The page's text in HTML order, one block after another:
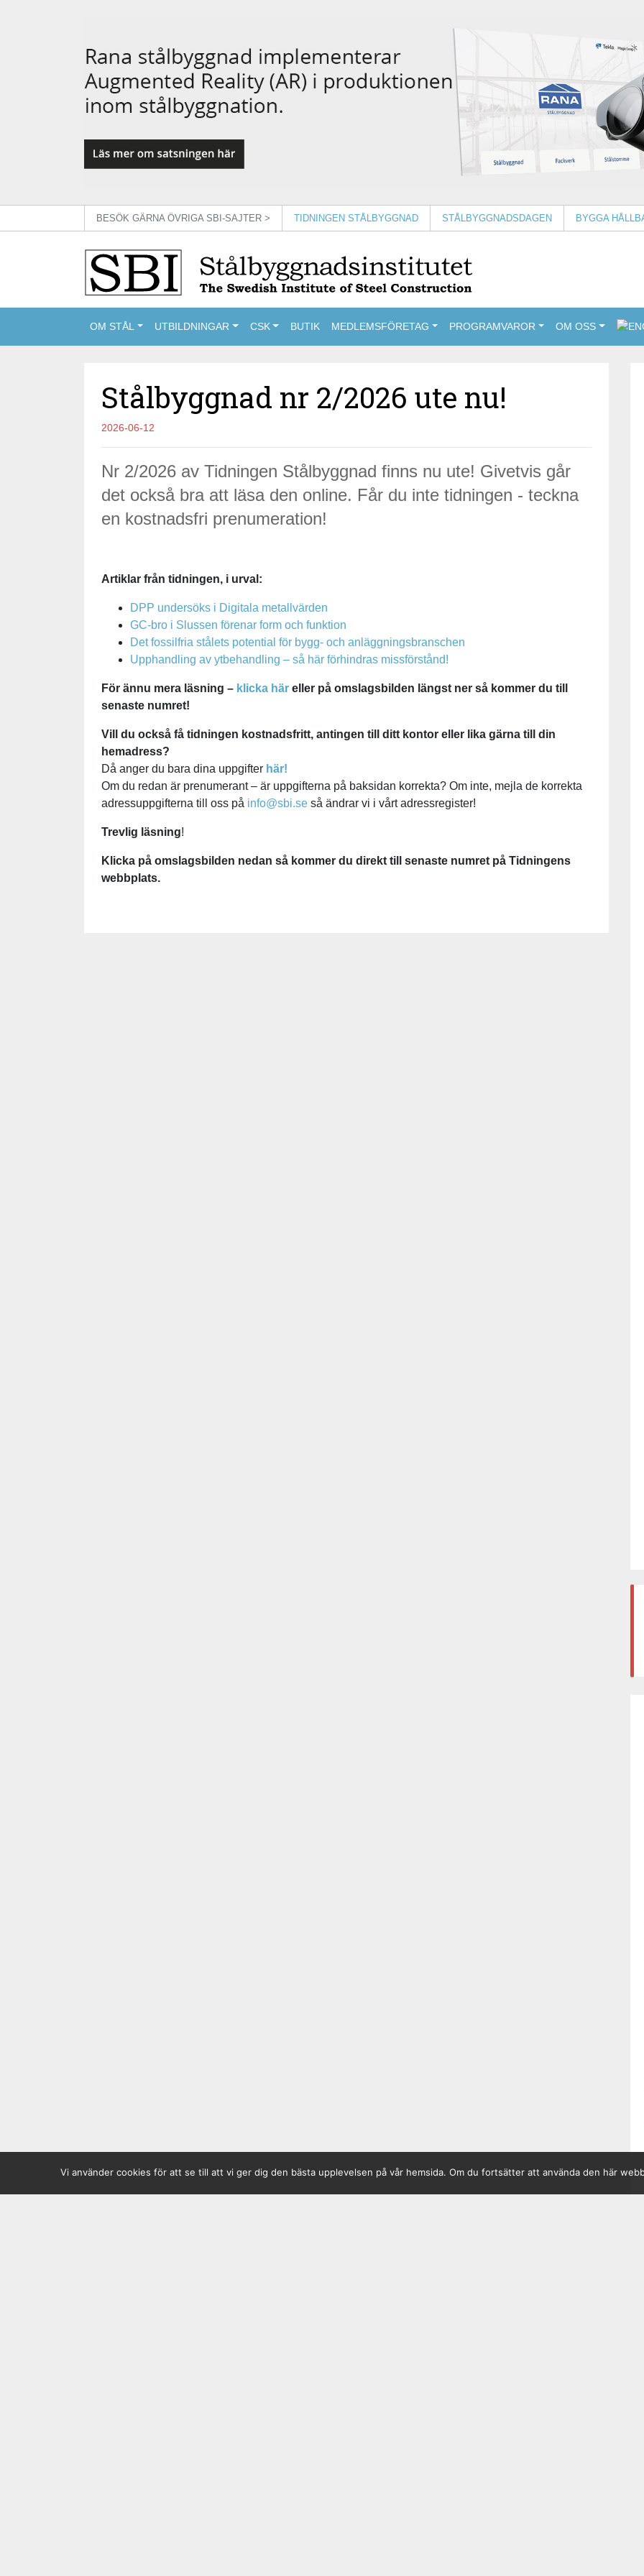
BESÖK GÄRNA ÖVRIGA SBI-SAJTER > TIDNINGEN STÅLBYGGNAD STÅLBYGGNADSDAGEN BYGGA
OM STÅL UTBILDNINGAR CSK BUTIK MEDLEMSFÖRETAG PROGRAMVAROR OM OSS
Stålbyggnad nr 2/2026 ute nu!
2026-06-12
Nr 2/2026 av Tidningen Stålbyggnad finns nu ute! Givetvis går
det också bra att läsa den online. Får du inte tidningen - teckna
en kostnadsfri prenumeration!
Artiklar från tidningen, i urval:
DPP undersöks i Digitala metallvärden
GC-bro i Slussen förenar form och funktion
Det fossilfria stålets potential för bygg- och anläggningsbranschen
Upphandling av ytbehandling – så här förhindras missförstånd!
För ännu mera läsning – klicka här eller på omslagsbilden längst ner så kommer du till
senaste numret!
Vill du också få tidningen kostnadsfritt, antingen till ditt kontor eller lika gärna till din
hemadress?
Då anger du bara dina uppgifter här!
Om du redan är prenumerant – är uppgifterna på baksidan korrekta? Om inte, mejla de korrekta
adressuppgifterna till oss på info@sbi.se så ändrar vi i vårt adressregister!
Trevlig läsning!
Klicka på omslagsbilden nedan så kommer du direkt till senaste numret på Tidningens
webbplats.
Vi använder cookies för att se till att vi ger dig den bästa upplevelsen på vår hemsida. Om du fortsätter att använda den här